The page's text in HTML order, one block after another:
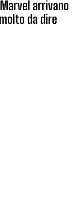
arrivano
da dire